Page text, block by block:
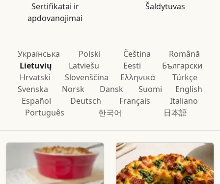
Sertifikatai ir
apdovanojimai
Šaldytuvas
Українська Polski Čeština
Română
Lietuvių
Latviešu Eesti
Български
Hrvatski
Slovenščina Ελληνικά
Türkçe
Svenska
Norsk Dansk Suomi
English
Español
Deutsch Français
Italiano
Português
한국어 日本語